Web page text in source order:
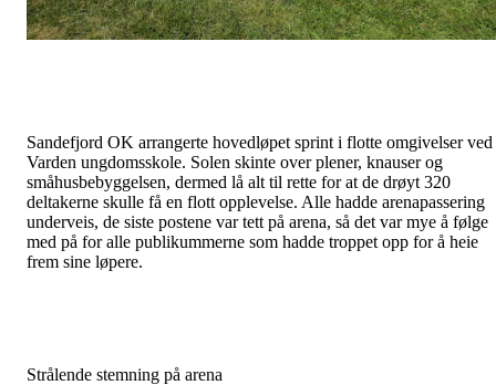
Sandefjord OK arrangerte hovedløpet sprint i flotte omgivelser ved
Varden ungdomsskole. Solen skinte over plener, knauser og
småhusbebyggelsen, dermed lå alt til rette for at de drøyt 320
deltakerne skulle få en flott opplevelse. Alle hadde arenapassering
underveis, de siste postene var tett på arena, så det var mye å følge
med på for alle publikummerne som hadde troppet opp for å heie
frem sine løpere.
Strålende stemning på arena